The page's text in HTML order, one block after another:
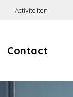
Activiteiten
Contact